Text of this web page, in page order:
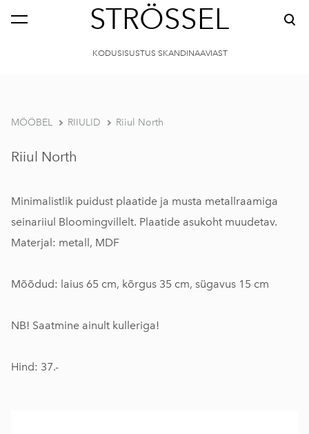
STRÖSSEL
KODUSISUSTUS SKANDINAAVIAST
MÖÖBEL RIIULID Riiul North
Riiul North
Minimalistlik puidust plaatide ja musta metallraamiga
seinariiul Bloomingvillelt. Plaatide asukoht muudetav.
Materjal: metall, MDF
Mõõdud: laius 65 cm, kõrgus 35 cm, sügavus 15 cm
NB! Saatmine ainult kulleriga!
Hind: 37.-